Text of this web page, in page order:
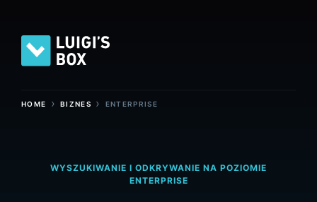
HOME ›BIZNES › ENTERPRISE
WYSZUKIWANIE I ODKRYWANIE NA POZIOMIE
ENTERPRISE